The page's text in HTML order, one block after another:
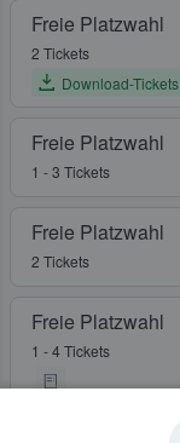
Freie Platzwahl
2 Tickets
Download-Tickets
Freie Platzwahl
1 - 3 Tickets
Freie Platzwahl
2 Tickets
Freie Platzwahl
1 - 4 Tickets